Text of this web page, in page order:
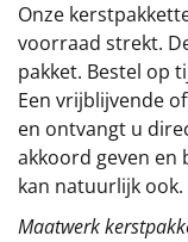
Particulier
Cadeaubon
Onze
voorraad strekt.
pakket. Bestel op
Een vrijblijvende
en ontvangt u
akkoord geven en
kan natuurlijk ook.
Maatwerk